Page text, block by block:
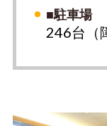
■駐車場
246台（